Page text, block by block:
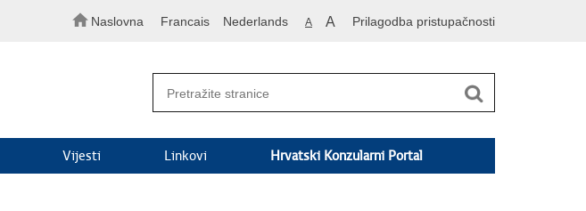
Naslovna Francais Nederlands A A Prilagodba pristupačnosti
Vijesti Linkovi Hrvatski Konzularni Portal